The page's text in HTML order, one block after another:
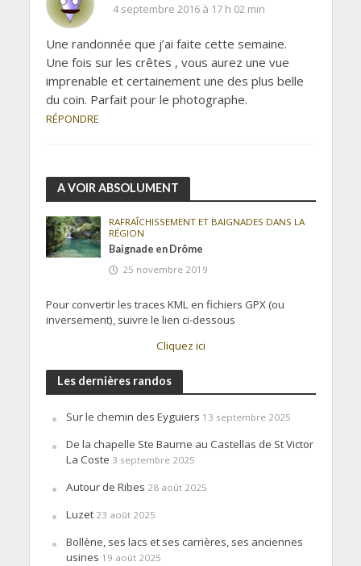
4 septembre 2016 à 17 h 02 min
Une randonnée que j’ai faite cette semaine.
Une fois sur les crêtes , vous aurez une vue
imprenable et certainement une des plus belle
du coin. Parfait pour le photographe.
RÉPONDRE
A VOIR ABSOLUMENT
RAFRAÎCHISSEMENT ET BAIGNADES DANS LA
RÉGION
Baignade en Drôme
25 novembre 2019
Pour convertir les traces KML en fichiers GPX (ou
inversement), suivre le lien ci-dessous
Cliquez ici
Les dernières randos
Sur le chemin des Eyguiers 13 septembre 2025
De la chapelle Ste Baume au Castellas de St Victor
La Coste 3 septembre 2025
Autour de Ribes 28 août 2025
Luzet 23 août 2025
Bollène, ses lacs et ses carrières, ses anciennes
usines 19 août 2025